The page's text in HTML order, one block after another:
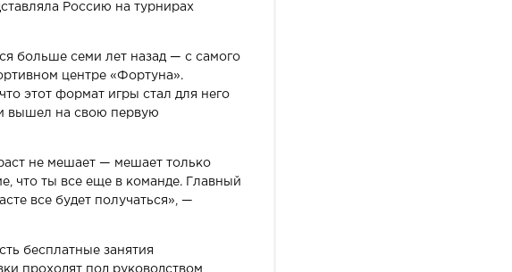
Россию на турнирах
больше семи лет назад — с самого
центре «Фортуна».
этот формат игры стал для него
вышел на свою первую
не мешает — мешает только
что ты все еще в команде. Главный
все будет получаться», —
бесплатные занятия
проходят под руководством